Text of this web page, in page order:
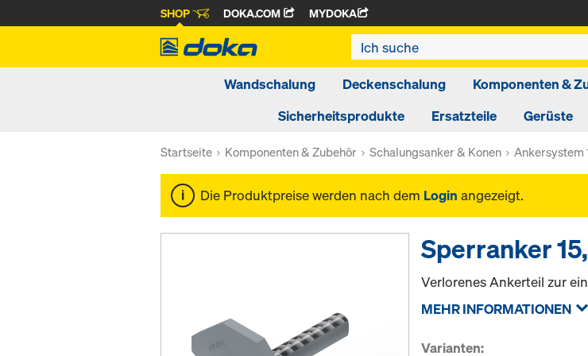
SHOP DOKA.COM MYDOKA
Wandschalung Deckenschalung
Komponenten &
Sicherheitsprodukte
Ersatzteile Gerüste
Startseite Komponenten & Zubehör Schalungsanker & Konen Ankersystem
Die Produktpreise werden nach dem Login angezeigt.
Sperranker
Verlorenes Ankerteil zur
MEHR INFORMATIONEN
Varianten: